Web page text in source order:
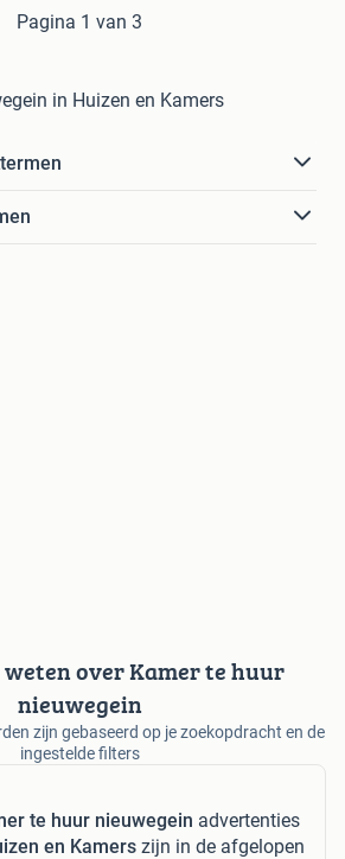
Pagina 1 van 3
in Huizen en Kamers
over Kamer te huur
nieuwegein
zijn gebaseerd op je zoekopdracht en de
ingestelde filters
te huur nieuwegein advertenties
en Kamers zijn in de afgelopen